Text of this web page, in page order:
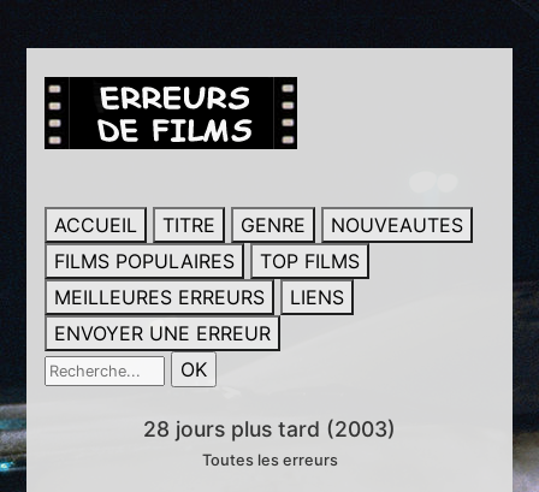
ACCUEIL TITRE GENRE
NOUVEAUTES
FILMS POPULAIRES
TOP FILMS
MEILLEURES ERREURS
LIENS
ENVOYER UNE ERREUR
28 jours plus tard (2003)
Toutes les erreurs